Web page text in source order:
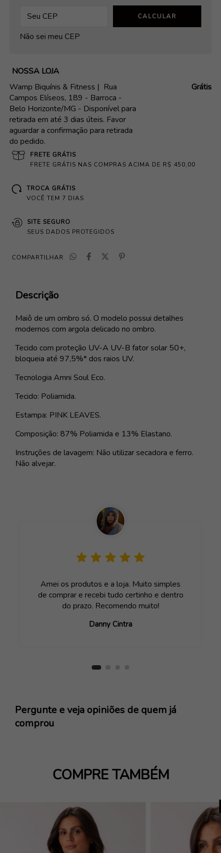
CALCULAR
Não sei meu CEP
NOSSA LOJA
Wamp Biquínis & Fitness | Rua
Campos Elíseos, 189 - Barroca -
Belo Horizonte/MG - Disponível para
retirada em até 3 dias úteis. Favor
aguardar a confirmação para retirada
do pedido.
Grátis
FRETE GRÁTIS
FRETE GRÁTIS NAS COMPRAS ACIMA DE R$ 450,00
TROCA GRÁTIS
VOCÊ TEM 7 DIAS
SITE SEGURO
SEUS DADOS PROTEGIDOS
COMPARTILHAR
Descrição
Maiô de um ombro só. O modelo possui detalhes
modernos com argola delicado no ombro.
Tecido com proteção UV-A UV-B fator solar 50+,
bloqueia até 97,5%* dos raios UV.
Tecnologia Amni Soul Eco.
Tecido: Poliamida.
Estampa: PINK LEAVES.
Composição: 87% Poliamida e 13% Elastano.
Instruções de lavagem: Não utilizar secadora e ferro.
Não alvejar.
Amei os produtos e a loja. Muito simples
de comprar e recebi tudo certinho e dentro
do prazo. Recomendo muito!
Danny Cintra
Pergunte e veja opiniões de quem já
comprou
COMPRE TAMBÉM